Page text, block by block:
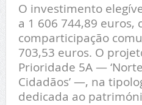
O investimento
a 1 606 744,89 euros,
comparticipação
703,53 euros. O
Prioridade 5A —
Cidadãos’ —, na
dedicada ao